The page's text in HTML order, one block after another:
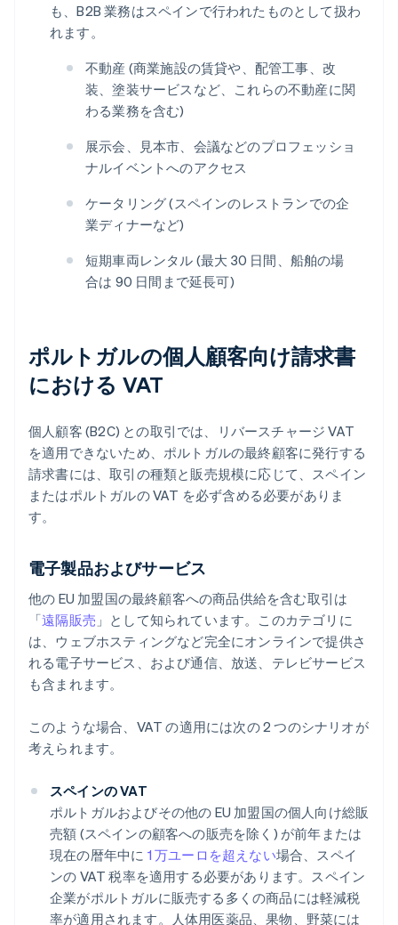
も、B2B 業務はスペインで行われたものとして扱わ
れます。
不動産 (商業施設の賃貸や、配管工事、改
装、塗装サービスなど、これらの不動産に関
わる業務を含む)
展示会、見本市、会議などのプロフェッショ
ナルイベントへのアクセス
ケータリング (スペインのレストランでの企
業ディナーなど)
短期車両レンタル (最大 30 日間、船舶の場
合は 90 日間まで延長可)
ポルトガルの個人顧客向け請求書
における VAT
個人顧客 (B2C) との取引では、リバースチャージ VAT
を適用できないため、ポルトガルの最終顧客に発行する
請求書には、取引の種類と販売規模に応じて、スペイン
またはポルトガルの VAT を必ず含める必要がありま
す。
電子製品およびサービス
他の EU 加盟国の最終顧客への商品供給を含む取引は
「遠隔販売 」として知られています。このカテゴリに
は、ウェブホスティングなど完全にオンラインで提供さ
れる電子サービス、および通信、放送、テレビサービス
も含まれます。
このような場合、VAT の適用には次の 2 つのシナリオが
考えられます。
スペインの VAT
ポルトガルおよびその他の EU 加盟国の個人向け総販
売額 (スペインの顧客への販売を除く) が前年または
現在の暦年中に 1 万ユーロを超えない場合、スペイ
ンの VAT 税率を適用する必要があります。スペイン
企業がポルトガルに販売する多くの商品には軽減税
率が適用されます。人体用医薬品、果物、野菜には